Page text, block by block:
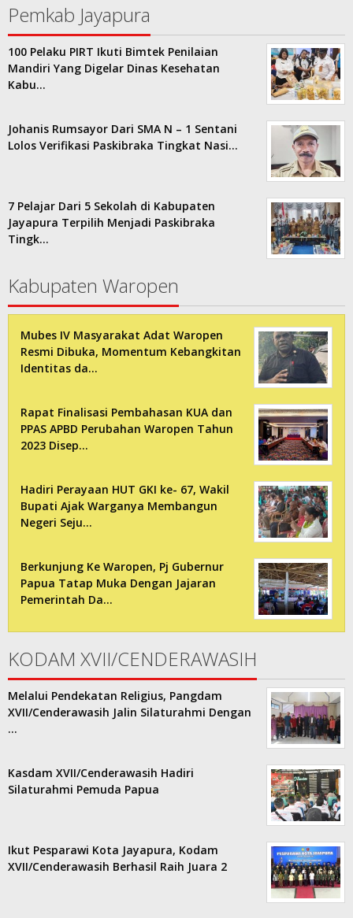
Pemkab Jayapura
100 Pelaku PIRT Ikuti Bimtek Penilaian
Mandiri Yang Digelar Dinas Kesehatan
Kabu…
Johanis Rumsayor Dari SMA N – 1 Sentani
Lolos Verifikasi Paskibraka Tingkat Nasi…
7 Pelajar Dari 5 Sekolah di Kabupaten
Jayapura Terpilih Menjadi Paskibraka
Tingk…
Kabupaten Waropen
Mubes IV Masyarakat Adat Waropen
Resmi Dibuka, Momentum Kebangkitan
Identitas da…
Rapat Finalisasi Pembahasan KUA dan
PPAS APBD Perubahan Waropen Tahun
2023 Disep…
Hadiri Perayaan HUT GKI ke- 67, Wakil
Bupati Ajak Warganya Membangun
Negeri Seju…
Berkunjung Ke Waropen, Pj Gubernur
Papua Tatap Muka Dengan Jajaran
Pemerintah Da…
KODAM XVII/CENDERAWASIH
Melalui Pendekatan Religius, Pangdam
XVII/Cenderawasih Jalin Silaturahmi Dengan
…
Kasdam XVII/Cenderawasih Hadiri
Silaturahmi Pemuda Papua
Ikut Pesparawi Kota Jayapura, Kodam
XVII/Cenderawasih Berhasil Raih Juara 2